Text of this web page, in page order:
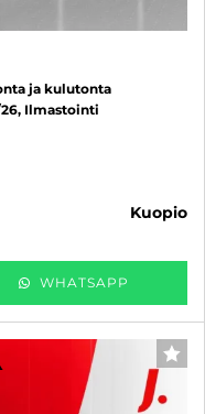
ja kulutonta
Ilmastointi
kuopio
WHATSAPP